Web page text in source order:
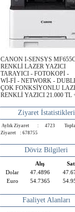
CANON I-SENSYS
RENKLİ LAZER YAZICI
TARAYICI - FOTOKOPİ -
Wİ-Fİ - NETWORK -
ÇOK FONKSİYONLU
RENKLİ YAZICI 21.000 TL
Ziyaret İstatistikleri
Aylık Ziyaret : 4723
Ziyaret : 678755
Döviz Bilgileri
Alış
Dolar
47.4896
Euro
54.7365
Faaliyet Alanları